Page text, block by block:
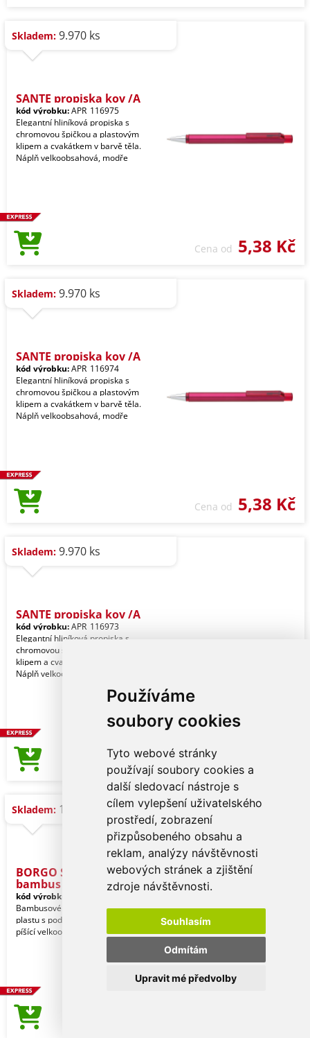
Používáme
soubory cookies
Tyto webové stránky
používají soubory cookies a
další sledovací nástroje s
cílem vylepšení uživatelského
prostředí, zobrazení
přizpůsobeného obsahu a
reklam, analýzy návštěvnosti
webových stránek a zjištění
zdroje návštěvnosti.
Souhlasím
Odmítám
Upravit mé předvolby
Skladem: 9.970 ks
SANTE propiska kov /A
kód výrobku:APR_116975
Elegantní hliníková propiska s
chromovou špičkou a plastovým
klipem a cvakátkem v barvě těla.
Náplň velkoobsahová, modře
Cena od 5,38 Kč
Skladem: 9.970 ks
SANTE propiska kov /A
kód výrobku:APR_116974
Elegantní hliníková propiska s
chromovou špičkou a plastovým
klipem a cvakátkem v barvě těla.
Náplň velkoobsahová, modře
Cena od 5,38 Kč
Skladem: 9.970 ks
SANTE propiska kov /A
kód výrobku:APR_116973
Elegantní hliníková propiska s
chromovou špičkou a plastovým
klipem a cvakátkem v barvě těla.
Náplň velkoobsahová, modře
Cena od 5,38 Kč
Skladem: 16.824 ks
BORGO STRAW propiska
bambus
kód výrobku:
Bambusové tělo propisky s doplňky z
plastu s podílem slámy. Náplň modře
píšící velkoobsahová.